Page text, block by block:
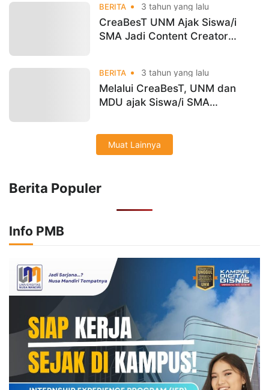
BERITA 3 tahun yang lalu
CreaBesT UNM Ajak Siswa/i
SMA Jadi Content Creator
BERITA 3 tahun yang lalu
Melalui CreaBesT, UNM dan
MDU ajak Siswa/i SMA
Muat Lainnya
Berita Populer
Info PMB